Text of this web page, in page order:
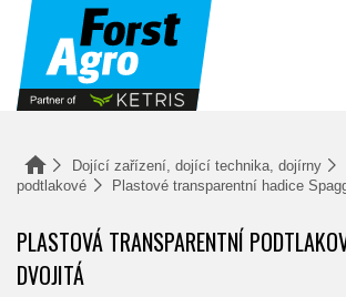
Dojící zařízení, dojící technika, dojírny
podtlakové
Plastové transparentní hadice
PLASTOVÁ TRANSPARENTNÍ
DVOJITÁ